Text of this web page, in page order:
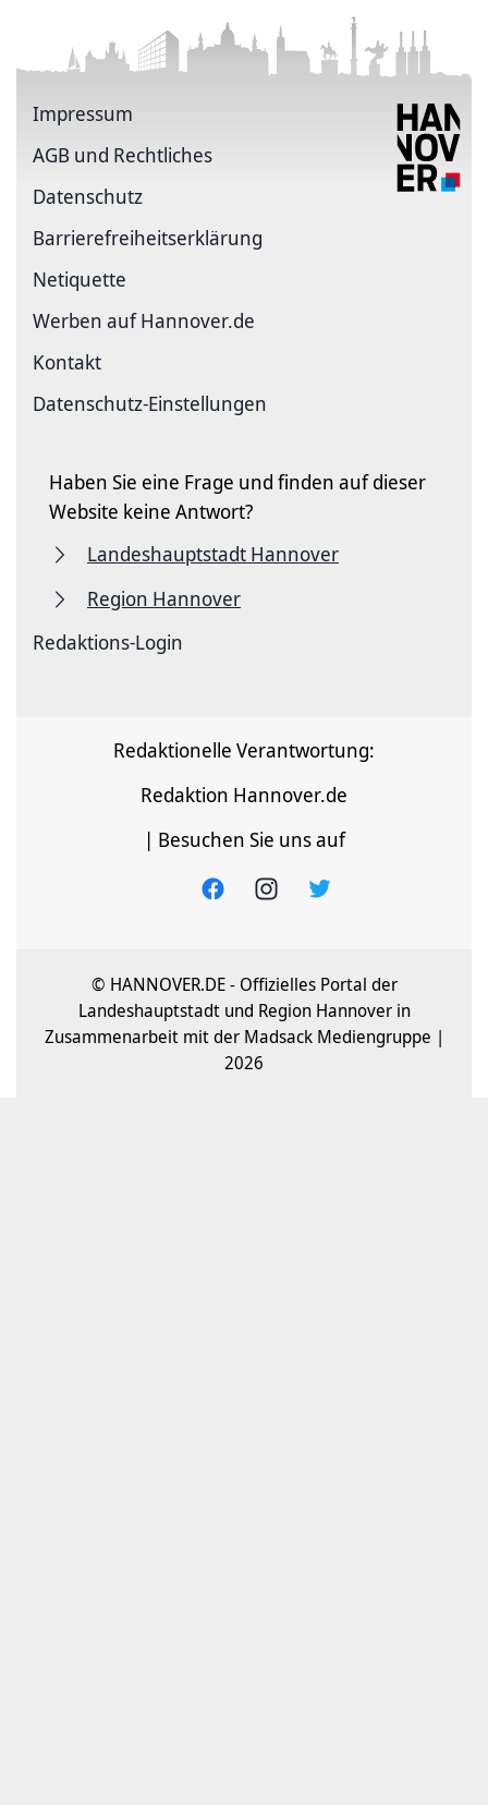
Impressum
AGB und Rechtliches
Datenschutz
Barriere­freiheits­erklärung
Netiquette
Werben auf Hannover.de
Kontakt
Datenschutz-Einstellungen
Haben Sie eine Frage und finden auf dieser
Website keine Antwort?
Landeshauptstadt Hannover
Region Hannover
Redaktions-Login
Redaktionelle Verantwortung:
Redaktion Hannover.de
| Besuchen Sie uns auf
© HANNOVER.DE - Offizielles Portal der
Landeshauptstadt und Region Hannover in
Zusammenarbeit mit der Madsack Mediengruppe |
2026